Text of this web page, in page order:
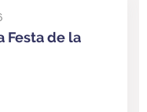
Festa de la